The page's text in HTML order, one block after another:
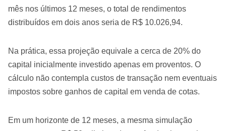
mês nos últimos 12 meses, o total de rendimentos
distribuídos em dois anos seria de R$ 10.026,94.
Na prática, essa projeção equivale a cerca de 20% do
capital inicialmente investido apenas em proventos. O
cálculo não contempla custos de transação nem eventuais
impostos sobre ganhos de capital em venda de cotas.
Em um horizonte de 12 meses, a mesma simulação